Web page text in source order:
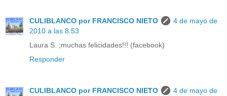
CULIBLANCO por FRANCISCO NIETO
4 de mayo de
2010 a las 8:53
Laura S. ;muchas felicidades!!! (facebook)
Responder
CULIBLANCO por FRANCISCO NIETO
4 de mayo de